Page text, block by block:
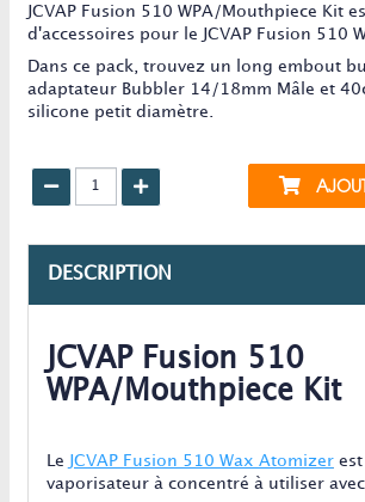
JCVAP Fusion 510 WPA/Mouthpiece Kit
d'accessoires pour le JCVAP Fusion 510
Dans ce pack, trouvez un long embout
adaptateur Bubbler 14/18mm Mâle et
silicone petit diamètre.
DESCRIPTION
JCVAP Fusion 510
WPA/Mouthpiece Kit
Le JCVAP Fusion 510 Wax Atomizerest
vaporisateur à concentré à utiliser avec